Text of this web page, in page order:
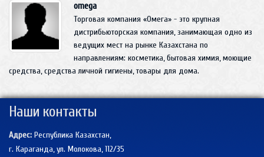
omega
Торговая компания «Омега» - это крупная
дистрибьюторская компания, занимающая одно из
ведущих мест на рынке Казахстана по
направлениям: косметика, бытовая химия, моющие
средства, средства личной гигиены, товары для дома.
Наши контакты
Адрес: Республика Казахстан,
г. Караганда, ул. Молокова, 112/35